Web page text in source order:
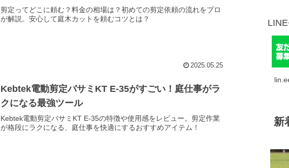
剪定ってどこに頼む？料金の相場は？初めての剪定依頼の流れをプロ
が解説。安心して庭木カットを頼むコツとは？
2025.05.25
Kebtek電動剪定バサミKT E-35がすごい！庭仕事がラ
クになる最強ツール
Kebtek電動剪定バサミKT E-35の特徴や使用感をレビュー。剪定作業
が格段にラクになる、庭仕事を快適にするおすすめアイテム！
新